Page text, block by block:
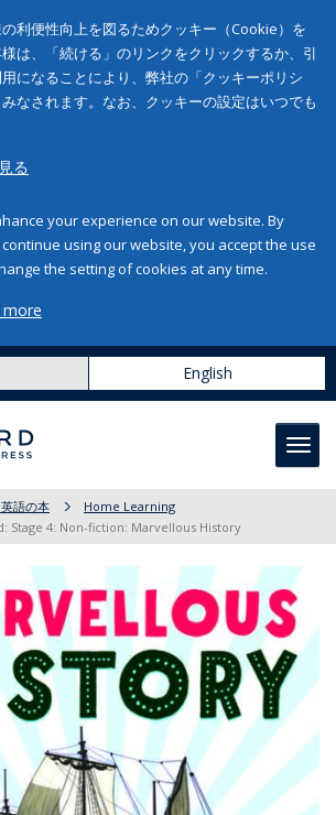
利便性向上を図るためクッキー（Cookie）を
は、「続ける」のリンクをクリックするか、引
になることにより、弊社の「クッキーポリシ
なされます。なお、クッキーの設定はいつでも
る
your experience on our website. By
using our website, you accept the use
the setting of cookies at any time.
more
English
語の本
Home Learning
Stage 4: Non-fiction: Marvellous History